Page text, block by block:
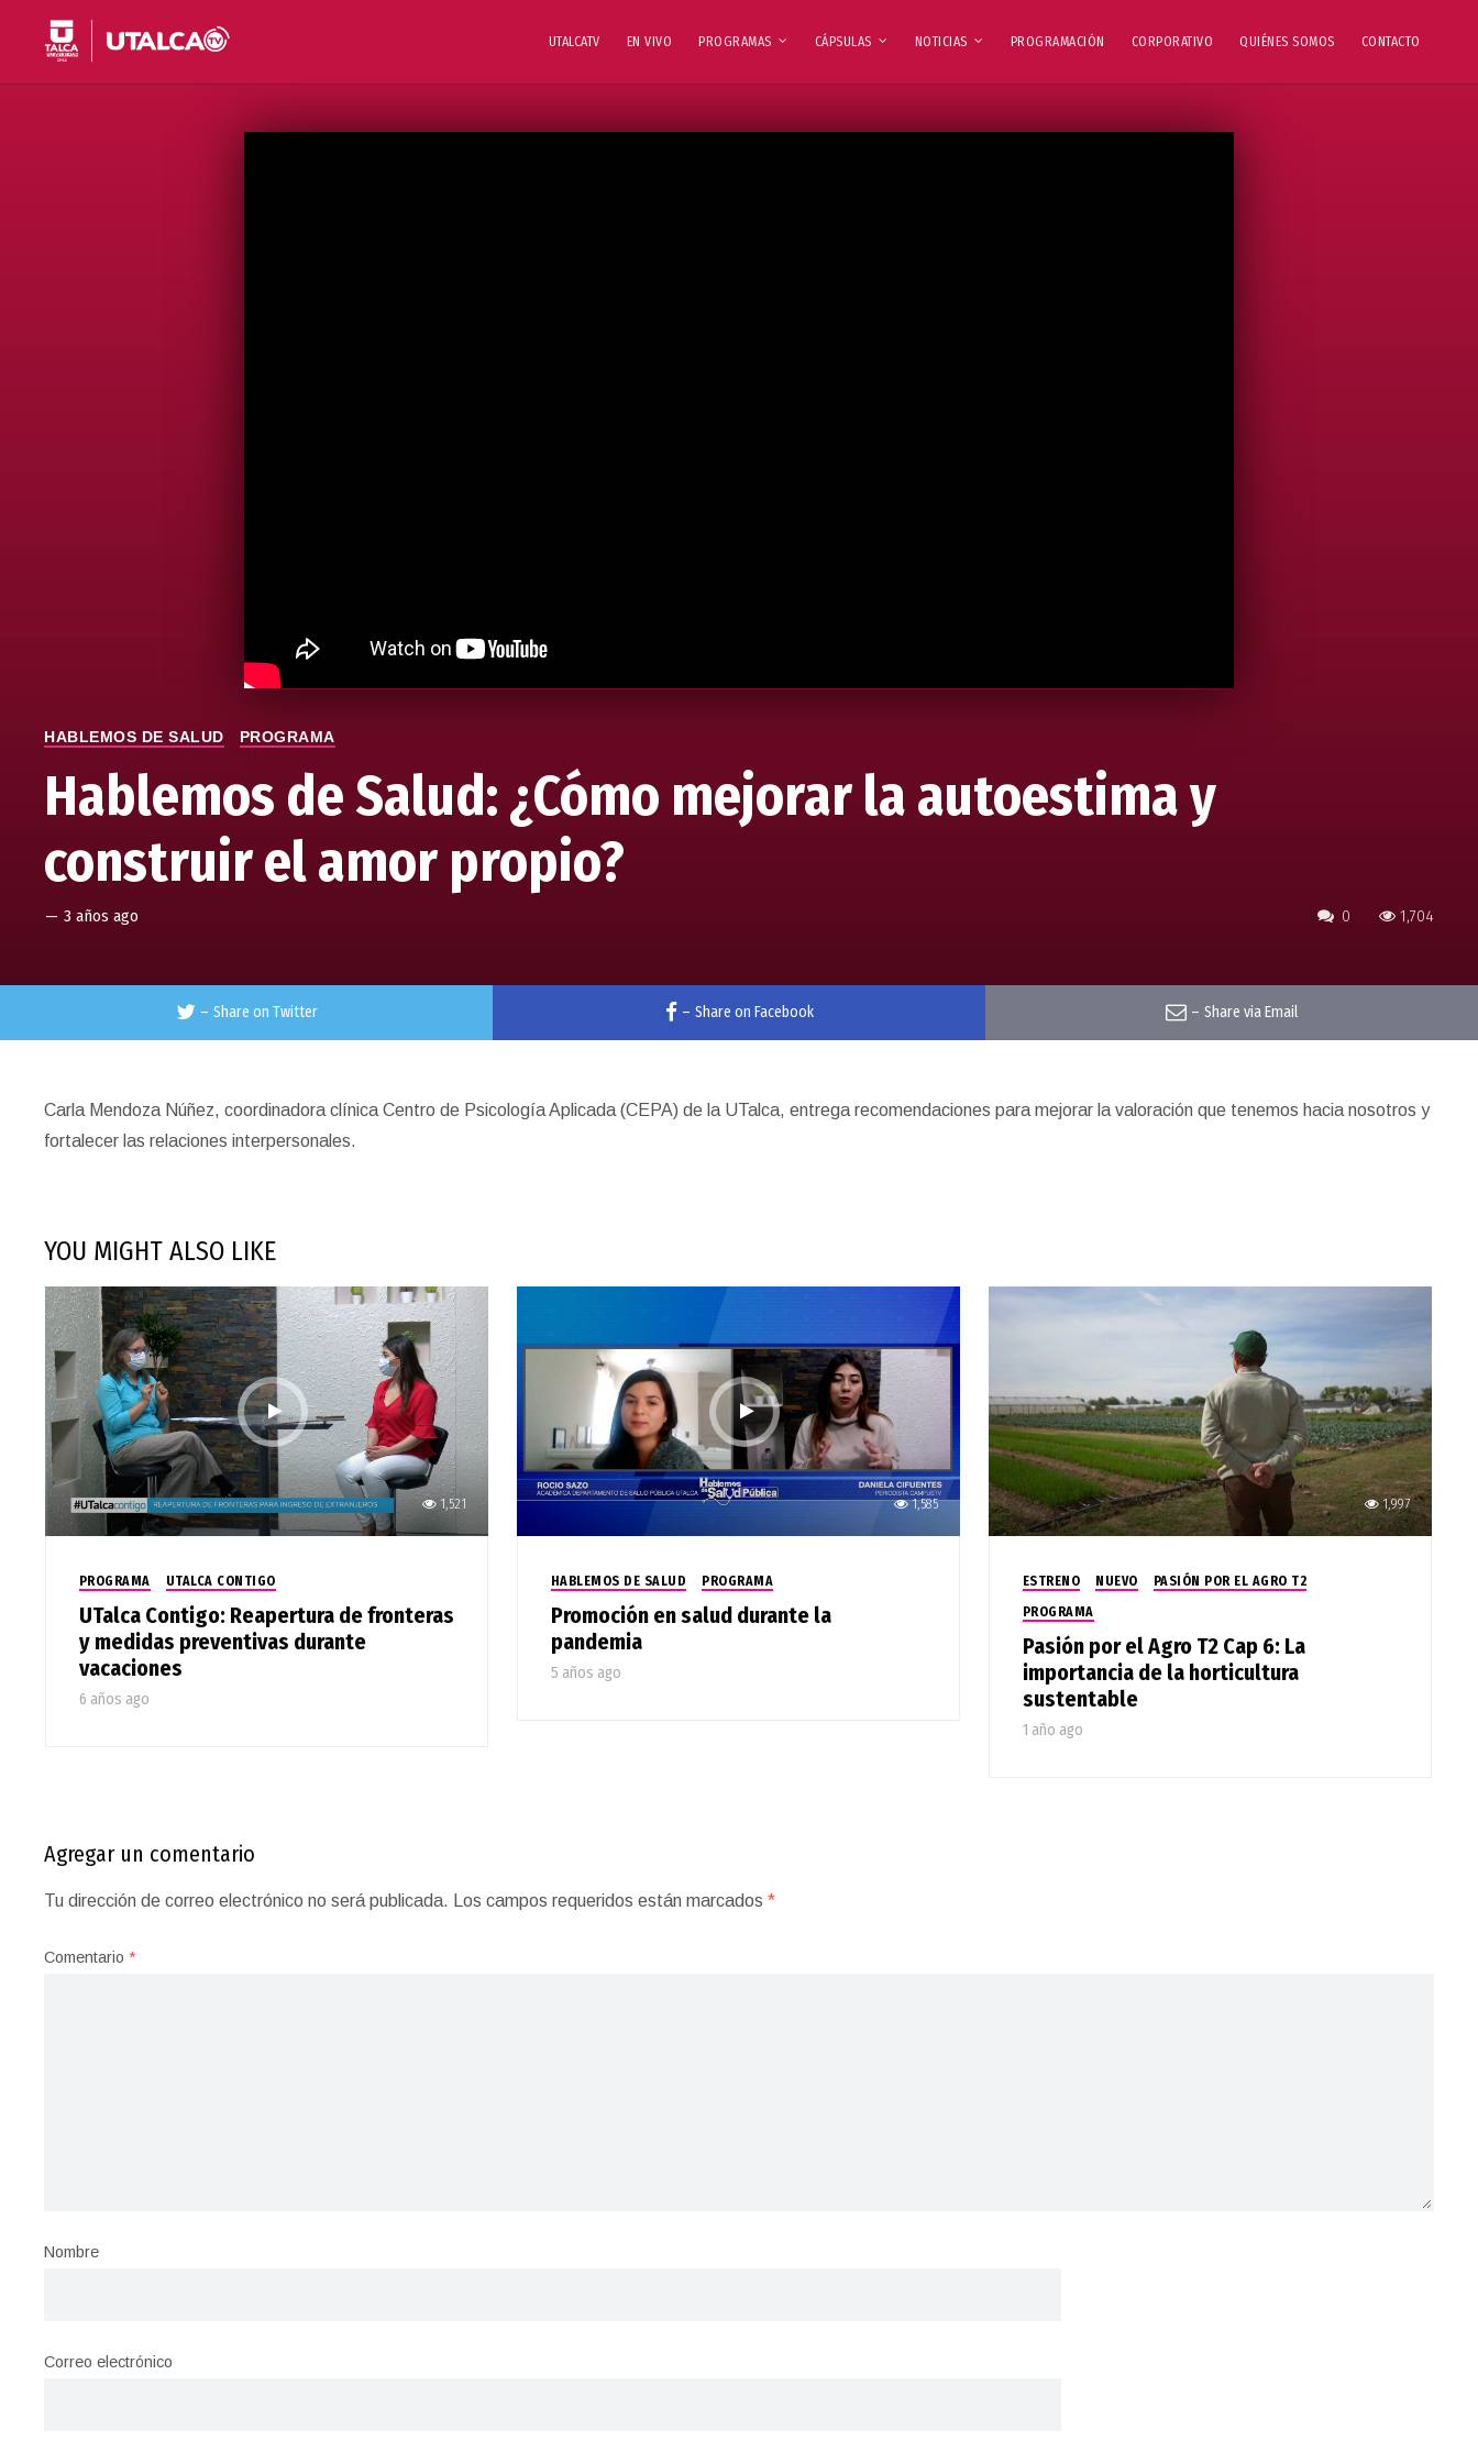
UTALCATV EN VIVO PROGRAMAS CÁPSULAS NOTICIAS PROGRAMACIÓN CORPORATIVO QUIÉNES SOMOS CONTACTO
0 1,704
HABLEMOS DE SALUD PROGRAMA
Hablemos de Salud: ¿Cómo mejorar la autoestima y
construir el amor propio?
— 3 años ago
– Share on Twitter – Share on Facebook – Share via Email
Carla Mendoza Núñez, coordinadora clínica Centro de Psicología Aplicada (CEPA) de la UTalca, entrega recomendaciones para mejorar la valoración que tenemos hacia nosotros y
fortalecer las relaciones interpersonales.
YOU MIGHT ALSO LIKE
1,521
PROGRAMA UTALCA CONTIGO
UTalca Contigo: Reapertura de fronteras
y medidas preventivas durante
vacaciones
6 años ago
1,585
HABLEMOS DE SALUD PROGRAMA
Promoción en salud durante la
pandemia
5 años ago
1,997
ESTRENO NUEVO
PASIÓN POR EL AGRO T2
PROGRAMA
Pasión por el Agro T2 Cap 6: La
importancia de la horticultura
sustentable
1 año ago
Agregar un comentario
Tu dirección de correo electrónico no será publicada. Los campos requeridos están marcados*
Comentario*
Nombre
Correo electrónico